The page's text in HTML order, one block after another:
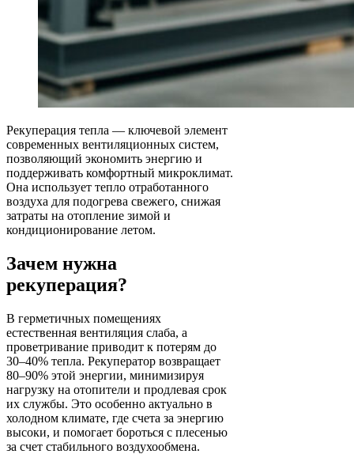
Рекуперация тепла — ключевой элемент
современных вентиляционных систем,
позволяющий экономить энергию и
поддерживать комфортный микроклимат.
Она использует тепло отработанного
воздуха для подогрева свежего, снижая
затраты на отопление зимой и
кондиционирование летом.
Зачем нужна
рекуперация?
В герметичных помещениях
естественная вентиляция слаба, а
проветривание приводит к потерям до
30–40% тепла. Рекуператор возвращает
80–90% этой энергии, минимизируя
нагрузку на отопители и продлевая срок
их службы. Это особенно актуально в
холодном климате, где счета за энергию
высоки, и помогает бороться с плесенью
за счет стабильного воздухообмена.